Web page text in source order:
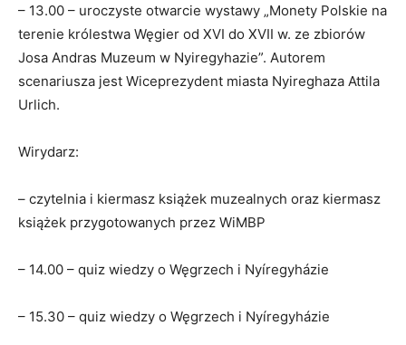
– 13.00 – uroczyste otwarcie wystawy „Monety Polskie na
terenie królestwa Węgier od XVI do XVII w. ze zbiorów
Josa Andras Muzeum w Nyiregyhazie”. Autorem
scenariusza jest Wiceprezydent miasta Nyireghaza Attila
Urlich.
Wirydarz:
– czytelnia i kiermasz książek muzealnych oraz kiermasz
książek przygotowanych przez WiMBP
– 14.00 – quiz wiedzy o Węgrzech i Nyíregyházie
– 15.30 – quiz wiedzy o Węgrzech i Nyíregyházie